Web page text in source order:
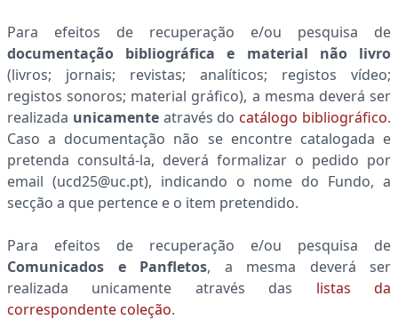
Para efeitos de recuperação e/ou pesquisa de
documentação bibliográfica e material não livro
(livros; jornais; revistas; analíticos; registos vídeo;
registos sonoros; material gráfico), a mesma deverá ser
realizada unicamenteatravés docatálogo bibliográfico.
Caso a documentação não se encontre catalogada e
pretenda consultá-la, deverá formalizar o pedido por
email (ucd25@uc.pt), indicando o nome do Fundo, a
secção a que pertence e o item pretendido.
Para efeitos de recuperação e/ou pesquisa de
Comunicados e Panfletos, a mesma deverá ser
realizada unicamente através das listas da
correspondente coleção.